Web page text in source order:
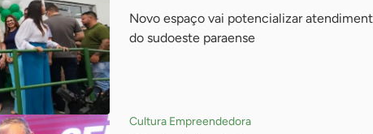
Novo espaço vai potencializar
do sudoeste paraense
Cultura Empreendedora